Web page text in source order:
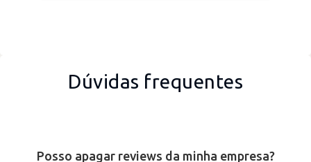
Dúvidas frequentes
Posso apagar reviews da minha empresa?